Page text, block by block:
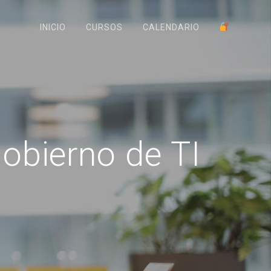
INICIO CURSOS CALENDARIO
de TI